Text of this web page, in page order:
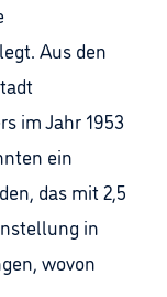
Aus den
im Jahr 1953
ein
das mit 2,5
in
wovon